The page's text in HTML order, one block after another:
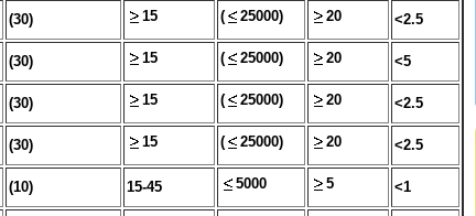
(30) 15 ( 25000) 20 <2.5
(30) 15 ( 25000) 20 <5
(30) 15 ( 25000) 20 <2.5
(30) 15 ( 25000) 20 <2.5
(10) 15-45 5000 5 <1